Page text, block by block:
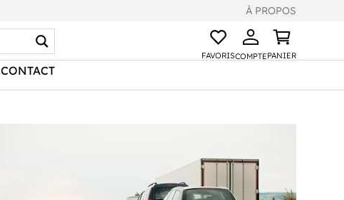
À PROPOS
CONTACT
FAVORISCOMPTEPANIER